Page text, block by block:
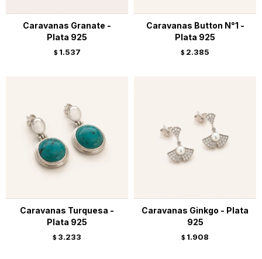
Caravanas Granate -
Plata 925
$ 1.537
Caravanas Button N°1 -
Plata 925
$ 2.385
Caravanas Turquesa -
Plata 925
$ 3.233
Caravanas Ginkgo - Plata
925
$ 1.908